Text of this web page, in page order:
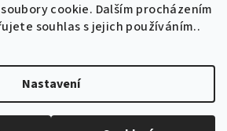
cookie. Dalším procházením
souhlas s jejich používáním..
Nastavení
údajů
Chocolates